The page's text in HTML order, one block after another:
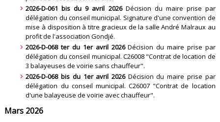
2026-D-061 bis du 9 avril 2026Décision du maire prise par
délégation du conseil municipal. Signature d'une convention de
mise à disposition à titre gracieux de la salle André Malraux au
profit de l'association Gondjé.
2026-D-068 ter du 1er avril 2026Décision du maire prise par
délégation du conseil municipal. C26008 "Contrat de location de
3 balayeuses de voirie sans chauffeur".
2026-D-068 bis du 1er avril 2026Décision du maire prise par
délégation du conseil municipal. C26007 "Contrat de location
d'une balayeuse de voirie avec chauffeur".
Mars 2026